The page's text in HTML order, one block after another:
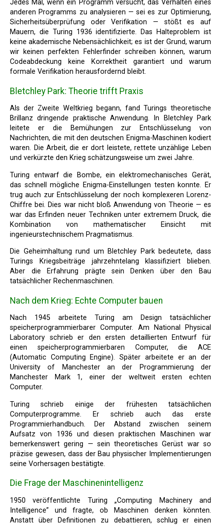
Jedes Mal, wenn ein Programm versucht, das Verhalten eines
anderen Programms zu analysieren — sei es zur Optimierung,
Sicherheitsüberprüfung oder Verifikation — stößt es auf
Mauern, die Turing 1936 identifizierte. Das Halteproblem ist
keine akademische Nebensächlichkeit; es ist der Grund, warum
wir keinen perfekten Fehlerfinder schreiben können, warum
Codeabdeckung keine Korrektheit garantiert und warum
formale Verifikation herausfordernd bleibt.
Bletchley Park: Theorie trifft Praxis
Als der Zweite Weltkrieg begann, fand Turings theoretische
Brillanz dringende praktische Anwendung. In Bletchley Park
leitete er die Bemühungen zur Entschlüsselung von
Nachrichten, die mit den deutschen Enigma-Maschinen kodiert
waren. Die Arbeit, die er dort leistete, rettete unzählige Leben
und verkürzte den Krieg schätzungsweise um zwei Jahre.
Turing entwarf die Bombe, ein elektromechanisches Gerät,
das schnell mögliche Enigma-Einstellungen testen konnte. Er
trug auch zur Entschlüsselung der noch komplexeren Lorenz-
Chiffre bei. Dies war nicht bloß Anwendung von Theorie — es
war das Erfinden neuer Techniken unter extremem Druck, die
Kombination von mathematischer Einsicht mit
ingenieurstechnischem Pragmatismus.
Die Geheimhaltung rund um Bletchley Park bedeutete, dass
Turings Kriegsbeiträge jahrzehntelang klassifiziert blieben.
Aber die Erfahrung prägte sein Denken über den Bau
tatsächlicher Rechenmaschinen.
Nach dem Krieg: Echte Computer bauen
Nach 1945 arbeitete Turing am Design tatsächlicher
speicherprogrammierbarer Computer. Am National Physical
Laboratory schrieb er den ersten detaillierten Entwurf für
einen speicherprogrammierbaren Computer, die ACE
(Automatic Computing Engine). Später arbeitete er an der
University of Manchester an der Programmierung der
Manchester Mark 1, einer der weltweit ersten echten
Computer.
Turing schrieb einige der frühesten tatsächlichen
Computerprogramme. Er schrieb auch das erste
Programmierhandbuch. Der Abstand zwischen seinem
Aufsatz von 1936 und diesen praktischen Maschinen war
bemerkenswert gering — sein theoretisches Gerüst war so
präzise gewesen, dass der Bau physischer Implementierungen
seine Vorhersagen bestätigte.
Die Frage der Maschinenintelligenz
1950 veröffentlichte Turing „Computing Machinery and
Intelligence” und fragte, ob Maschinen denken könnten.
Anstatt über Definitionen zu debattieren, schlug er einen